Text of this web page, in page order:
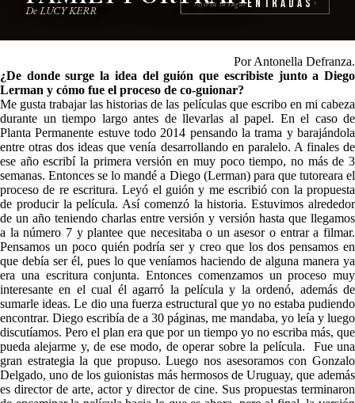
De LUCY KERR
reserva tu lugarEntradas ›
Por Antonella Defranza.
¿De donde surge la idea del guión que escribiste junto a Diego
Lerman y cómo fue el proceso de co-guionar?
Me gusta trabajar las historias de las películas que escribo en mi cabeza
durante un tiempo largo antes de llevarlas al papel. En el caso de
Planta Permanente estuve todo 2014 pensando la trama y barajándola
entre otras dos ideas que venía desarrollando en paralelo. A finales de
ese año escribí la primera versión en muy poco tiempo, no más de 3
semanas. Entonces se lo mandé a Diego (Lerman) para que tutoreara el
proceso de re escritura. Leyó el guión y me escribió con la propuesta
de producir la película. Así comenzó la historia. Estuvimos alrededor
de un año teniendo charlas entre versión y versión hasta que llegamos
a la número 7 y plantee que necesitaba o un asesor o entrar a filmar.
Pensamos un poco quién podría ser y creo que los dos pensamos en
que debía ser él, pues lo que veníamos haciendo de alguna manera ya
era una escritura conjunta. Entonces comenzamos un proceso muy
interesante en el cual él agarró la película y la ordenó, además de
sumarle ideas. Le dio una fuerza estructural que yo no estaba pudiendo
encontrar. Diego escribía de a 30 páginas, me mandaba, yo leía y luego
discutíamos. Pero el plan era que por un tiempo yo no escriba más, que
pueda alejarme y, de ese modo, de operar sobre la película. Fue una
gran estrategia la que propuso. Luego nos asesoramos con Gonzalo
Delgado, uno de los guionistas más hermosos de Uruguay, que además
es director de arte, actor y director de cine. Sus propuestas terminaron